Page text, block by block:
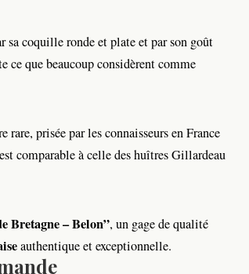
sa coquille ronde et plate et par son goût
ce que beaucoup considèrent comme
prisée par les connaisseurs en France
comparable à celle des huîtres Gillardeau
Bretagne – Belon”, un gage de qualité
authentique et exceptionnelle.